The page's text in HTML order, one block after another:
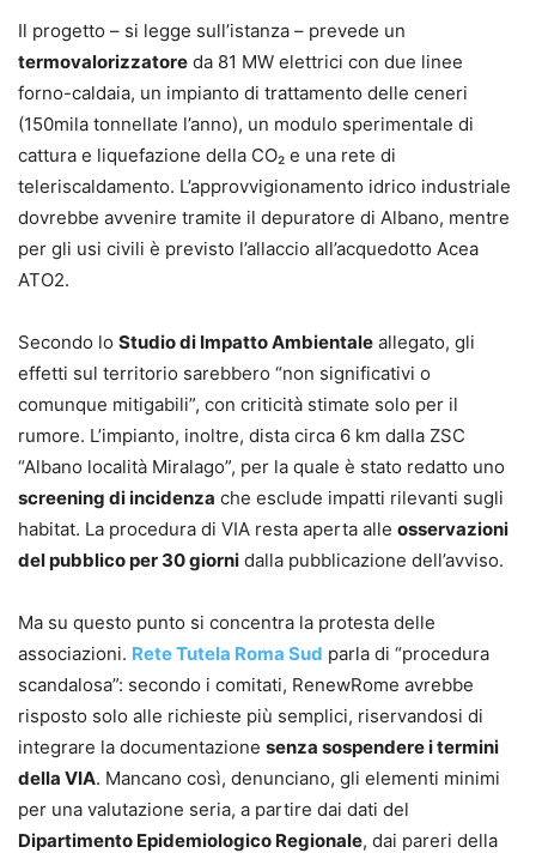
Il progetto – si legge sull’istanza – prevede un
termovalorizzatore da 81 MW elettrici con due linee
forno-caldaia, un impianto di trattamento delle ceneri
(150mila tonnellate l’anno), un modulo sperimentale di
cattura e liquefazione della CO₂ e una rete di
teleriscaldamento. L’approvvigionamento idrico industriale
dovrebbe avvenire tramite il depuratore di Albano, mentre
per gli usi civili è previsto l’allaccio all’acquedotto Acea
ATO2.
Secondo lo Studio di Impatto Ambientale allegato, gli
effetti sul territorio sarebbero “non significativi o
comunque mitigabili”, con criticità stimate solo per il
rumore. L’impianto, inoltre, dista circa 6 km dalla ZSC
“Albano località Miralago”, per la quale è stato redatto uno
screening di incidenza che esclude impatti rilevanti sugli
habitat. La procedura di VIA resta aperta alle osservazioni
del pubblico per 30 giorni dalla pubblicazione dell’avviso.
Ma su questo punto si concentra la protesta delle
associazioni. Rete Tutela Roma Sud parla di “procedura
scandalosa”: secondo i comitati, RenewRome avrebbe
risposto solo alle richieste più semplici, riservandosi di
integrare la documentazione senza sospendere i termini
della VIA. Mancano così, denunciano, gli elementi minimi
per una valutazione seria, a partire dai dati del
Dipartimento Epidemiologico Regionale, dai pareri della